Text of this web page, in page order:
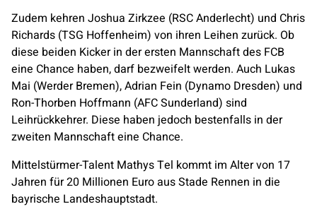
Zudem kehren Joshua Zirkzee (RSC Anderlecht) und Chris
Richards (TSG Hoffenheim) von ihren Leihen zurück. Ob
diese beiden Kicker in der ersten Mannschaft des FCB
eine Chance haben, darf bezweifelt werden. Auch Lukas
Mai (Werder Bremen), Adrian Fein (Dynamo Dresden) und
Ron-Thorben Hoffmann (AFC Sunderland) sind
Leihrückkehrer. Diese haben jedoch bestenfalls in der
zweiten Mannschaft eine Chance.
Mittelstürmer-Talent Mathys Tel kommt im Alter von 17
Jahren für 20 Millionen Euro aus Stade Rennen in die
bayrische Landeshauptstadt.